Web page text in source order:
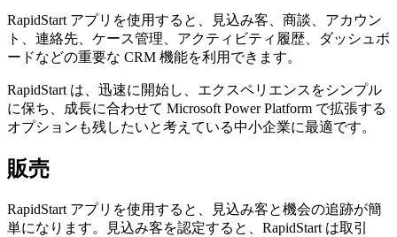
RapidStart アプリを使用すると、見込み客、商談、アカウン
ト、連絡先、ケース管理、アクティビティ履歴、ダッシュボ
ードなどの重要な CRM 機能を利用できます。
RapidStart は、迅速に開始し、エクスペリエンスをシンプル
に保ち、成長に合わせて Microsoft Power Platform で拡張する
オプションも残したいと考えている中小企業に最適です。
販売
RapidStart アプリを使用すると、見込み客と機会の追跡が簡
単になります。見込み客を認定すると、RapidStart は取引